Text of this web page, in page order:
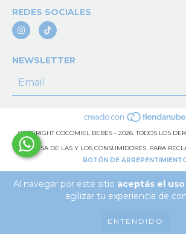
Al navegar por este sitio aceptás el
agilizar tu experiencia de
ENTENDIDO
REDES SOCIALES
NEWSLETTER
COPYRIGHT COCOMIEL BEBES - 2026. TODOS LOS
DEFENSA DE LAS Y LOS CONSUMIDORES. PARA
BOTÓN DE